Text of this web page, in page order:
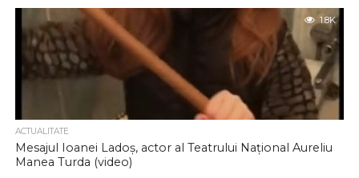
1.8K
ACTUALITATE
Mesajul Ioanei Ladoș, actor al Teatrului Național Aureliu
Manea Turda (video)